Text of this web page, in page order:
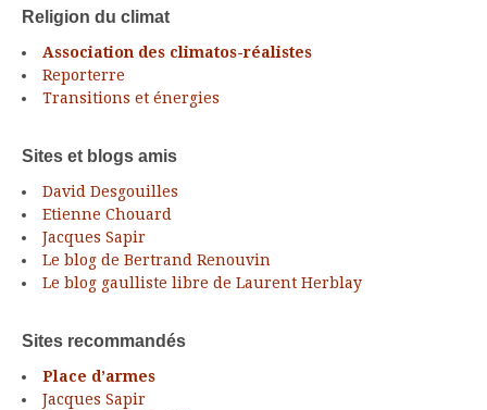
Religion du climat
Association des climatos-réalistes
Reporterre
Transitions et énergies
Sites et blogs amis
David Desgouilles
Etienne Chouard
Jacques Sapir
Le blog de Bertrand Renouvin
Le blog gaulliste libre de Laurent Herblay
Sites recommandés
Place d’armes
Jacques Sapir